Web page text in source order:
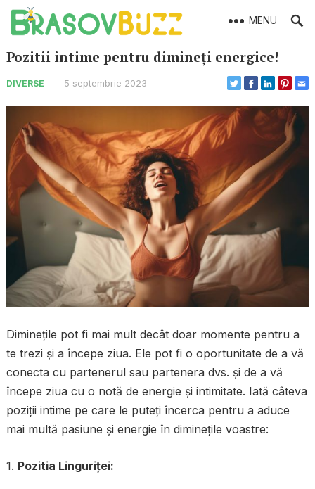
MENU
Pozitii intime pentru dimineți energice!
DIVERSE — 5 septembrie 2023
Diminețile pot fi mai mult decât doar momente pentru a
te trezi și a începe ziua. Ele pot fi o oportunitate de a vă
conecta cu partenerul sau partenera dvs. și de a vă
începe ziua cu o notă de energie și intimitate. Iată câteva
poziții intime pe care le puteți încerca pentru a aduce
mai multă pasiune și energie în diminețile voastre:
1. Pozitia Linguriței: